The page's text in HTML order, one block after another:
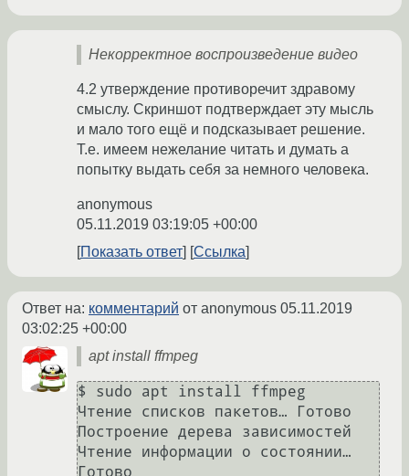
Некорректное воспроизведение видео
4.2 утверждение противоречит здравому
смыслу. Скриншот подтверждает эту мысль
и мало того ещё и подсказывает решение.
Т.е. имеем нежелание читать и думать а
попытку выдать себя за немного человека.
anonymous
05.11.2019 03:19:05 +00:00
Показать ответ
Ссылка
Ответ на: комментарий от anonymous 05.11.2019
03:02:25 +00:00
apt install ffmpeg
$ sudo apt install ffmpeg
Чтение списков пакетов… Готово
Построение дерева зависимостей
Чтение информации о состоянии…
Готово